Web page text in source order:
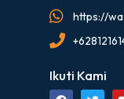
https://
Ikuti Kami